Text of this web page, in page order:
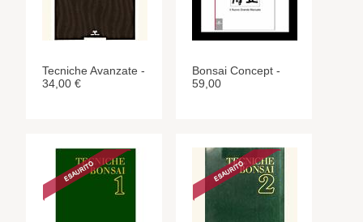
Tecniche Avanzate -
34,00 €
Bonsai Concept -
59,00